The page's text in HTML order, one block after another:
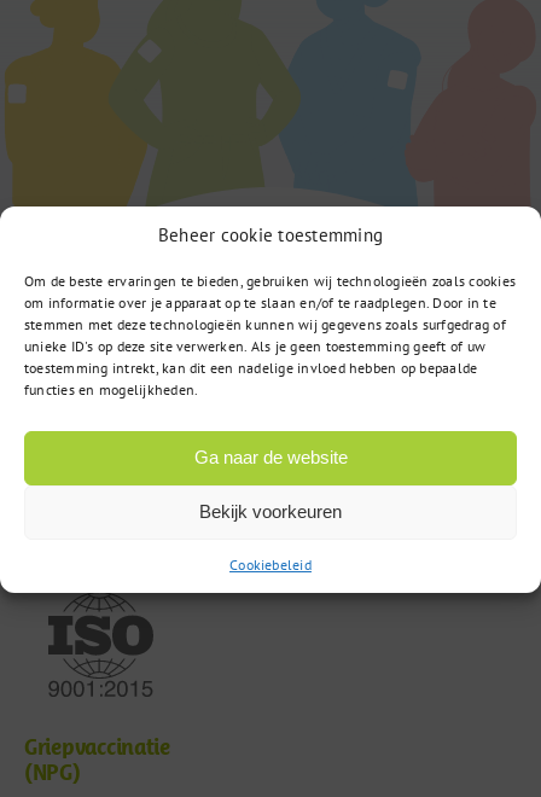
Beheer cookie toestemming
Om de beste ervaringen te bieden, gebruiken wij technologieën zoals cookies
om informatie over je apparaat op te slaan en/of te raadplegen. Door in te
stemmen met deze technologieën kunnen wij gegevens zoals surfgedrag of
unieke ID's op deze site verwerken. Als je geen toestemming geeft of uw
toestemming intrekt, kan dit een nadelige invloed hebben op bepaalde
functies en mogelijkheden.
Ga naar de website
Bekijk voorkeuren
Cookiebeleid
Computerweg 22
3542 DR Utrecht
085 – 02 98 705
Griepvaccinatie
(NPG)